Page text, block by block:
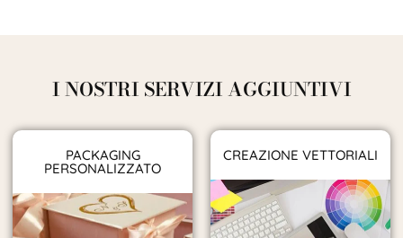
I NOSTRI SERVIZI AGGIUNTIVI
PACKAGING
PERSONALIZZATO
CREAZIONE VETTORIALI